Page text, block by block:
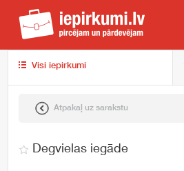
Visi iepirkumi
Atpakaļ uz sarakstu
Degvielas iegāde